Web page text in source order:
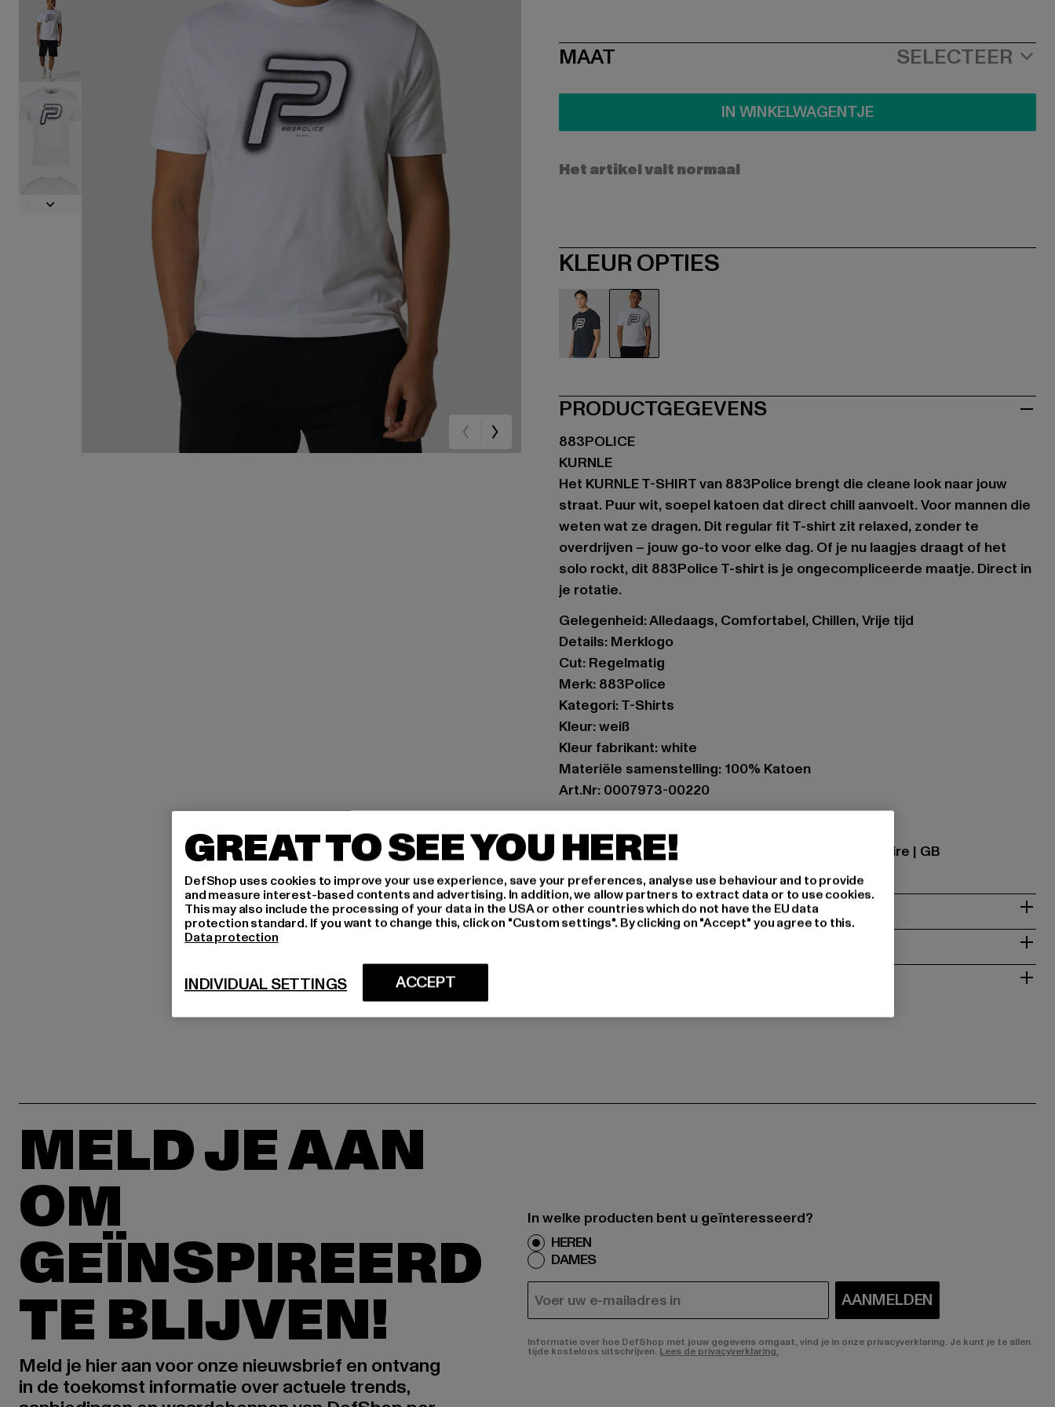
SIZE
MAAT SELECTEER
IN WINKELWAGENTJE
Het artikel valt normaal
KLEUR OPTIES
PRODUCTGEGEVENS
883POLICE
KURNLE
Het KURNLE T-SHIRT van 883Police brengt die cleane look naar jouw
straat. Puur wit, soepel katoen dat direct chill aanvoelt. Voor mannen die
weten wat ze dragen. Dit regular fit T-shirt zit relaxed, zonder te
overdrijven – jouw go-to voor elke dag. Of je nu laagjes draagt of het
solo rockt, dit 883Police T-shirt is je ongecompliceerde maatje. Direct in
je rotatie.
Gelegenheid: Alledaags, Comfortabel, Chillen, Vrije tijd
Details: Merklogo
Cut: Regelmatig
Merk: 883Police
Kategori: T-Shirts
Kleur: weiß
Kleur fabrikant: white
Materiële samenstelling: 100% Katoen
Art.Nr: 0007973-00220
Fabrikant: Zabou House |
Shelley Road, Ashton-on-Ribble | PR2 2ZH Lancashire | GB
MAAT
MELD JE AAN
OM
GEÏNSPIREERD
TE BLIJVEN!
Meld je hier aan voor onze nieuwsbrief en ontvang
in de toekomst informatie over actuele trends,
In welke producten bent u geïnteresseerd?
HEREN
DAMES
E-MAIL AANMELDEN
Informatie over hoe DefShop met jouw gegevens omgaat, vind je in onze privacyverklaring. Je kunt je te allen
tijde kosteloos uitschrijven. Lees de privacyverklaring.
GREAT TO SEE YOU HERE!
DefShop uses cookies to improve your use experience, save your preferences, analyse use behaviour and to provide
and measure interest-based contents and advertising. In addition, we allow partners to extract data or to use cookies.
This may also include the processing of your data in the USA or other countries which do not have the EU data
protection standard. If you want to change this, click on "Custom settings". By clicking on "Accept" you agree to this.
Data protection
ACCEPT
INDIVIDUAL SETTINGS